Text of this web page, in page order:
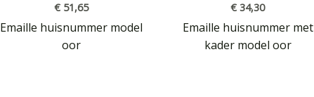
€51,65
Emaille huisnummer model
oor
€ 34,30
Emaille huisnummer met
kader model oor